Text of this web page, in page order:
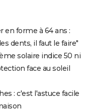
en forme à 64 ans :
dents, il faut le faire"
solaire indice 50 ni
face au soleil
: c'est l'astuce facile